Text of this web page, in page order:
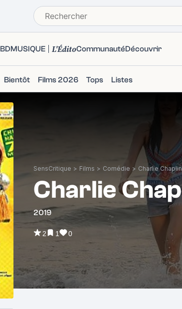
BDMUSIQUE L'ÉditoCommunautéDécouvrir
Bientôt Films 2026 Tops Listes
SensCritique > Films > Comédie > Charlie
Charlie
2019
2 1 0